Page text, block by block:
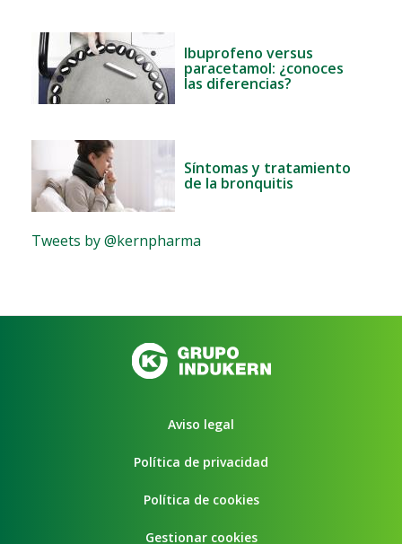
Ibuprofeno versus
paracetamol: ¿conoces
las diferencias?
Síntomas y tratamiento
de la bronquitis
Tweets by @kernpharma
Aviso legal
Política de privacidad
Política de cookies
Gestionar cookies